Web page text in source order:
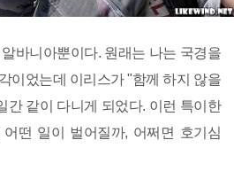
바니아뿐이다. 원래는 나는 국경을
이었는데 이리스가 "함께 하지 않을
간 같이 다니게 되었다. 이런 특이한
떤 일이 벌어질까, 어쩌면 호기심